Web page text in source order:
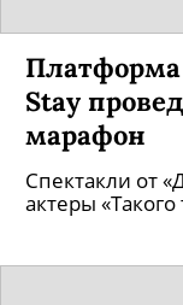
Stay
марафон
Спектакли от
актеры «Такого